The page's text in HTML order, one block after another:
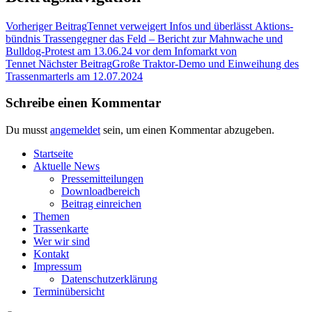
Vorheriger BeitragTen­net ver­wei­gert Infos und über­lässt Akti­ons­
bünd­nis Tras­sen­geg­ner das Feld – Bericht zur Mahn­wa­che und
Bull­dog-Pro­test am 13.06.24 vor dem Info­markt von
Tennet Nächster BeitragGro­ße Trak­tor-Demo und Ein­wei­hung des
Tras­sen­mar­terls am 12.07.2024
Schreibe einen Kommentar
Du musst angemeldet sein, um einen Kommentar abzugeben.
Start­sei­te
Aktu­el­le News
Pres­se­mit­tei­lun­gen
Down­load­be­reich
Bei­trag einreichen
The­men
Tras­sen­kar­te
Wer wir sind
Kon­takt
Impres­sum
Daten­schutz­er­klä­rung
Ter­min­über­sicht